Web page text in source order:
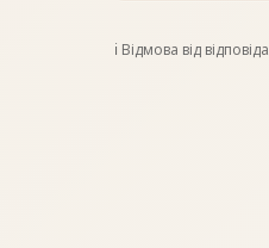
ℹ️ Відмова від